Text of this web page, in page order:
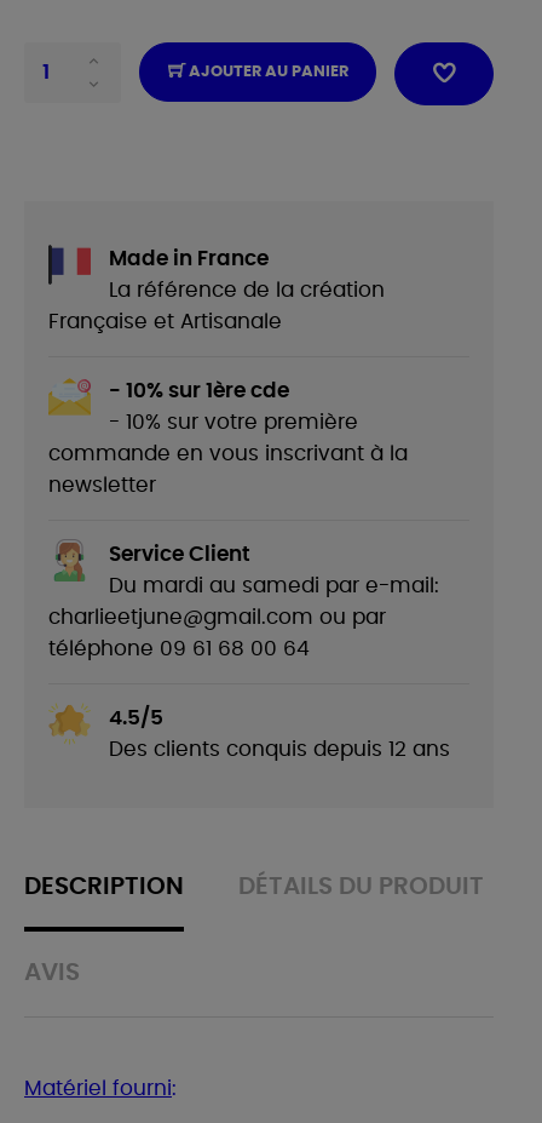
AJOUTER AU PANIER
Made in France
La référence de la création
Française et Artisanale
- 10% sur 1ère cde
- 10% sur votre première
commande en vous inscrivant à la
newsletter
Service Client
Du mardi au samedi par e-mail:
charlieetjune@gmail.com ou par
téléphone 09 61 68 00 64
4.5/5
Des clients conquis depuis 12 ans
DESCRIPTION DÉTAILS DU PRODUIT
AVIS
Matériel fourni: